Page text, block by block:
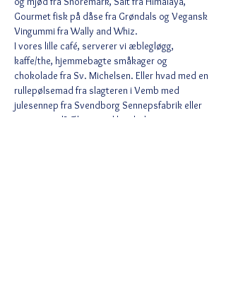
Gourmet fisk på dåse fra Grøndals og Vegansk
Vingummi fra Wally and Whiz.
I vores lille café, serverer vi æblegløgg,
kaffe/the, hjemmebagte småkager og
chokolade fra Sv. Michelsen. Eller hvad med en
rullepølsemad fra slagteren i Vemb med
julesennep fra Svendborg Sennepsfabrik eller
en ostemad? Øl og vand kan købes.